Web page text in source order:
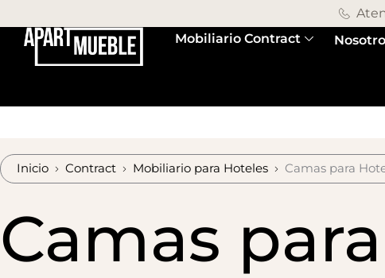
Mobiliario Contract
Inicio Contract Mobiliario para Hoteles Camas para
Camas